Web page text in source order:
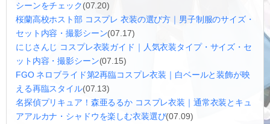
シーンをチェック(07.20)
桜蘭高校ホスト部 コスプレ 衣装の選び方｜男子制服のサイズ・
セット内容・撮影シーン(07.17)
にじさんじ コスプレ衣装ガイド｜人気衣装タイプ・サイズ・セ
ット内容・撮影シーン(07.15)
FGO ネロブライド第2再臨コスプレ衣装｜白ベールと装飾が映
える再臨スタイル(07.13)
名探偵プリキュア！森亜るるか コスプレ衣装｜通常衣装とキュ
アアルカナ・シャドウを楽しむ衣装選び(07.09)